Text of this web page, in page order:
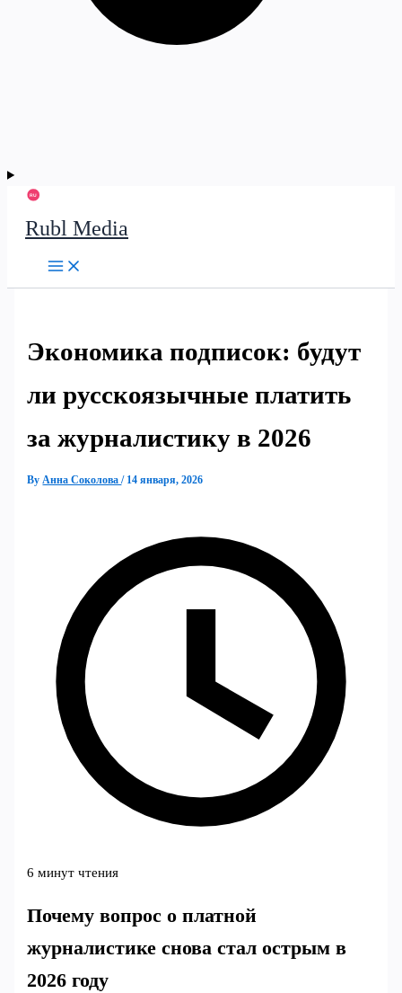
Rubl Media
Экономика подписок: будут
ли русскоязычные платить
за журналистику в 2026
ByАнна Соколова/ 14 января, 2026
6 минут чтения
Почему вопрос о платной
журналистике снова стал острым в
2026 году